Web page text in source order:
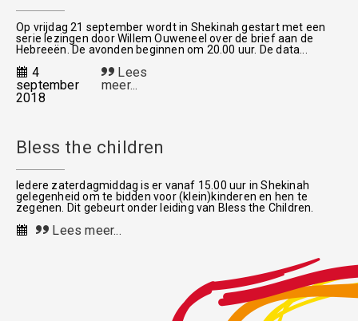
Op vrijdag 21 september wordt in Shekinah gestart met een
serie lezingen door Willem Ouweneel over de brief aan de
Hebreeën. De avonden beginnen om 20.00 uur. De data...
4
september
2018
Lees
meer...
Bless the children
Iedere zaterdagmiddag is er vanaf 15.00 uur in Shekinah
gelegenheid om te bidden voor (klein)kinderen en hen te
zegenen. Dit gebeurt onder leiding van Bless the Children.
Lees meer...